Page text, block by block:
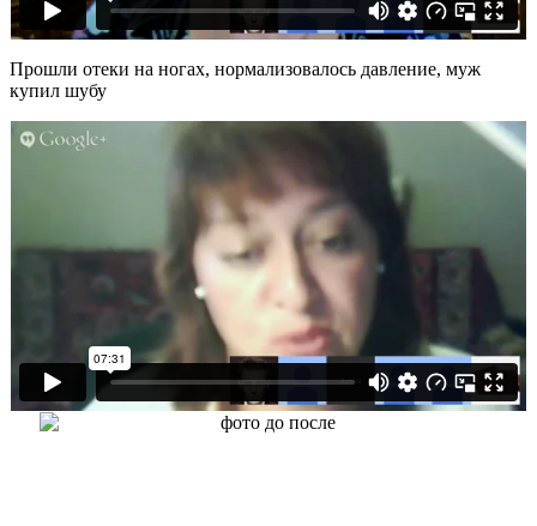
Прошли отеки на ногах, нормализовалось давление, муж
купил шубу